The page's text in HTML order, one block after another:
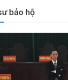
bảo hộ